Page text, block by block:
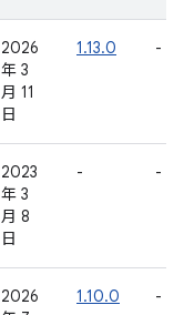
2026
年 3
月 11
日
1.13.0 -
2023
年 3
月 8
日
- -
2026
1.10.0 -